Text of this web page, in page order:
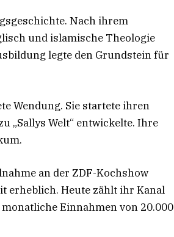
Nach ihrem
und islamische Theologie
legte den Grundstein für
Wendung. Sie startete ihren
„Sallys Welt“ entwickelte. Ihre
an der ZDF-Kochshow
erheblich. Heute zählt ihr Kanal
Einnahmen von 20.000